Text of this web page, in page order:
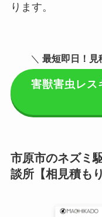
ります。
＼ 最短即日！見
害獣害虫レス
市原市のネズミ
談所【相見積も